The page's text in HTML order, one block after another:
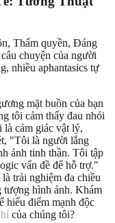
Thẩm quyền, Đáng
chuyện của người
nhiều aphantasics tự
mặt buồn của bạn
tôi cảm thấy đau nhói
là cảm giác vật lý,
"Tôi là người lắng
ảnh tinh thần. Tôi tập
vấn đề để hỗ trợ."
trải nghiệm đa chiều
tượng hình ảnh. Khám
hiểu điểm mạnh độc
của chúng tôi?